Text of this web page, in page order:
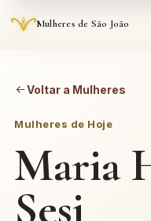
Mulheres de São João
Voltar a Mulheres
Mulheres de Hoje
Maria
Sesi